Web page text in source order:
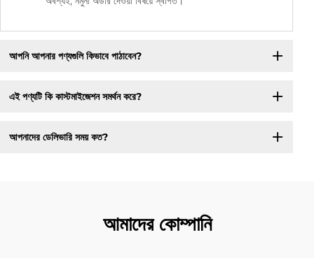
আপনি আপনার পণ্যগুলি কিভাবে পাঠাবেন?
এই পণ্যটি কি কাস্টমাইজেশন সমর্থন করে?
আপনাদের ডেলিভারি সময় কত?
আমাদের কোম্পানি